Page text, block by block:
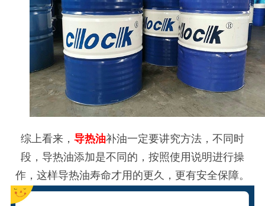
综上看来， 导热油补油一定要讲究方法，不同时
段，导热油添加是不同的，按照使用说明进行操
作，这样导热油寿命才用的更久，更有安全保障。